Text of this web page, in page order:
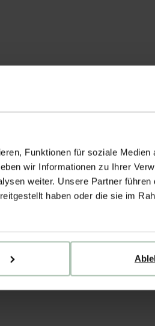
Funktionen für soziale Medien
wir Informationen zu Ihrer
weiter. Unsere Partner führen
haben oder die sie im